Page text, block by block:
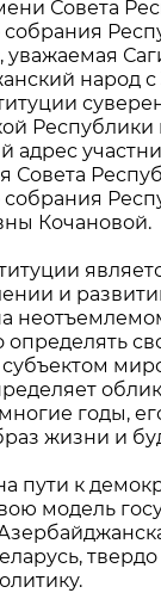
Совета
уважаемая
народ
Республики
адрес
Совета
Кочановой.
и
определять
годы,
жизни и
пути к
модель